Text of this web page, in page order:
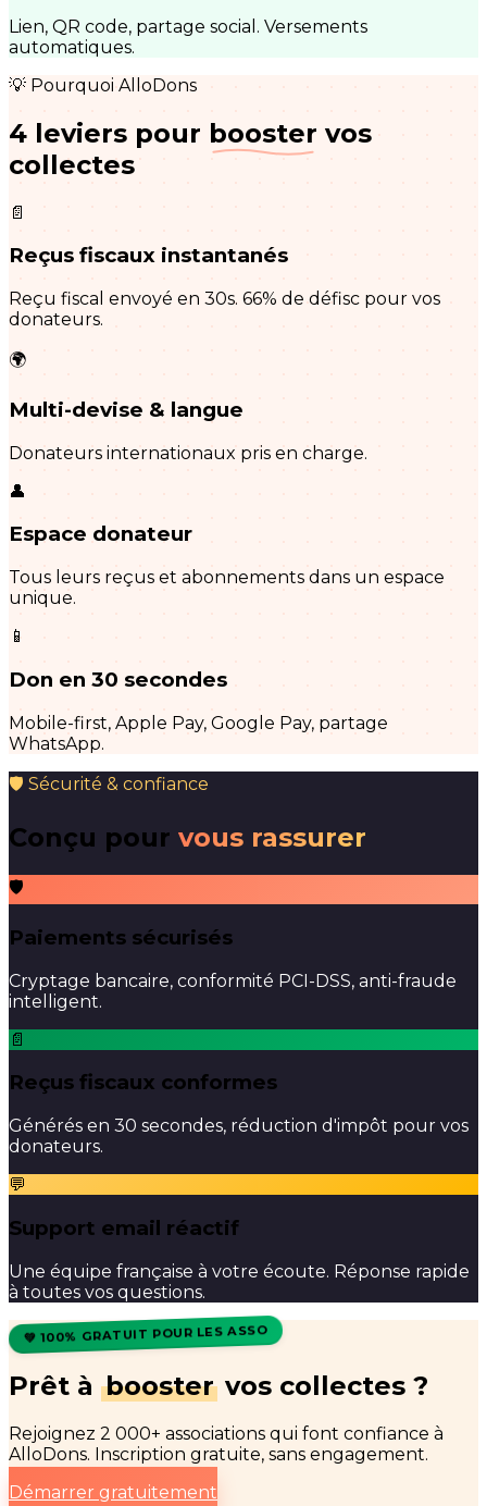
Lien, QR code, partage social. Versements
automatiques.
💡 Pourquoi AlloDons
4 leviers pour booster vos
collectes
📄
Reçus fiscaux instantanés
Reçu fiscal envoyé en 30s. 66% de défisc pour vos
donateurs.
🌍
Multi-devise & langue
Donateurs internationaux pris en charge.
👤
Espace donateur
Tous leurs reçus et abonnements dans un espace
unique.
📱
Don en 30 secondes
Mobile-first, Apple Pay, Google Pay, partage
WhatsApp.
🛡 Sécurité & confiance
Conçu pour vous rassurer
🛡
Paiements sécurisés
Cryptage bancaire, conformité PCI-DSS, anti-fraude
intelligent.
📄
Reçus fiscaux conformes
Générés en 30 secondes, réduction d'impôt pour vos
donateurs.
💬
Support email réactif
Une équipe française à votre écoute. Réponse rapide
à toutes vos questions.
💚 100% GRATUIT POUR LES ASSO
Prêt à booster vos collectes ?
Rejoignez 2 000+ associations qui font confiance à
AlloDons. Inscription gratuite, sans engagement.
Démarrer gratuitement